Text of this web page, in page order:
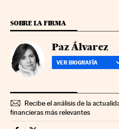
SOBRE LA FIRMA
Paz Álvarez
VER BIOGRAFÍA
Recibe el análisis de la
financieras más relevantes